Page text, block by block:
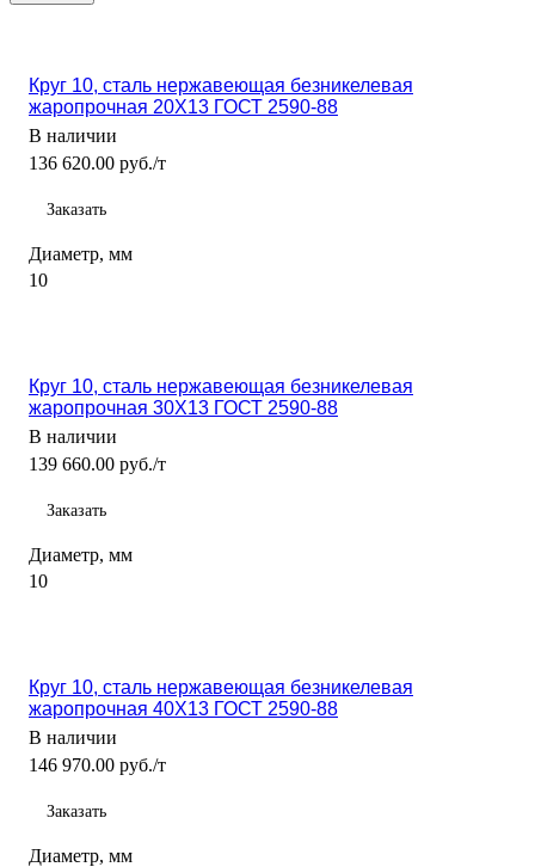
Круг 10, сталь нержавеющая безникелевая
жаропрочная 20Х13 ГОСТ 2590-88
В наличии
136 620.00 руб./т
Заказать
Диаметр, мм
10
Круг 10, сталь нержавеющая безникелевая
жаропрочная 30Х13 ГОСТ 2590-88
В наличии
139 660.00 руб./т
Заказать
Диаметр, мм
10
Круг 10, сталь нержавеющая безникелевая
жаропрочная 40Х13 ГОСТ 2590-88
В наличии
146 970.00 руб./т
Заказать
Диаметр, мм